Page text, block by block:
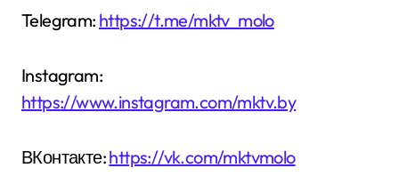
Telegram: https://t.me/mktv_molo
Instagram:
https://www.instagram.com/mktv.by
ВКонтакте:https://vk.com/mktvmolo